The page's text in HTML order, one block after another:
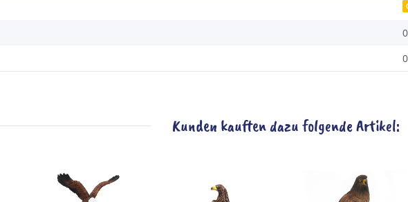
Kunden kauften dazu folgende Artikel: